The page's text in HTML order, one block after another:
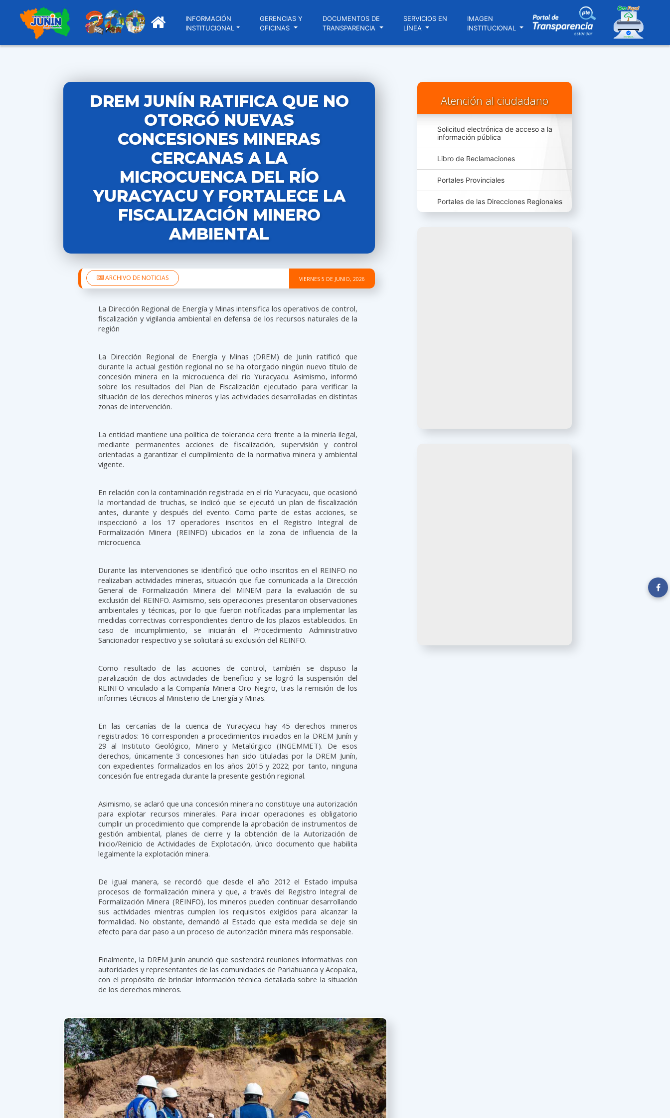
INFORMACIÓN
INSTITUCIONAL
GERENCIAS Y
OFICINAS
DOCUMENTOS DE
TRANSPARENCIA
SERVICIOS EN
LÍNEA
IMAGEN
INSTITUCIONAL
Atención al ciudadano
Solicitud electrónica de acceso a la
información pública
Libro de Reclamaciones
Portales Provinciales
Portales de las Direcciones Regionales
DREM JUNÍN RATIFICA QUE NO
OTORGÓ NUEVAS
CONCESIONES MINERAS
CERCANAS A LA
MICROCUENCA DEL RÍO
YURACYACU Y FORTALECE LA
FISCALIZACIÓN MINERO
AMBIENTAL
VIERNES 5 DE JUNIO, 2026
ARCHIVO DE NOTICIAS
La Dirección Regional de Energía y Minas intensifica los operativos de control,
fiscalización y vigilancia ambiental en defensa de los recursos naturales de la
región
La Dirección Regional de Energía y Minas (DREM) de Junín ratificó que
durante la actual gestión regional no se ha otorgado ningún nuevo título de
concesión minera en la microcuenca del rio Yuracyacu. Asimismo, informó
sobre los resultados del Plan de Fiscalización ejecutado para verificar la
situación de los derechos mineros y las actividades desarrolladas en distintas
zonas de intervención.
La entidad mantiene una política de tolerancia cero frente a la minería ilegal,
mediante permanentes acciones de fiscalización, supervisión y control
orientadas a garantizar el cumplimiento de la normativa minera y ambiental
vigente.
En relación con la contaminación registrada en el río Yuracyacu, que ocasionó
la mortandad de truchas, se indicó que se ejecutó un plan de fiscalización
antes, durante y después del evento. Como parte de estas acciones, se
inspeccionó a los 17 operadores inscritos en el Registro Integral de
Formalización Minera (REINFO) ubicados en la zona de influencia de la
microcuenca.
Durante las intervenciones se identificó que ocho inscritos en el REINFO no
realizaban actividades mineras, situación que fue comunicada a la Dirección
General de Formalización Minera del MINEM para la evaluación de su
exclusión del REINFO. Asimismo, seis operaciones presentaron observaciones
ambientales y técnicas, por lo que fueron notificadas para implementar las
medidas correctivas correspondientes dentro de los plazos establecidos. En
caso de incumplimiento, se iniciarán el Procedimiento Administrativo
Sancionador respectivo y se solicitará su exclusión del REINFO.
Como resultado de las acciones de control, también se dispuso la
paralización de dos actividades de beneficio y se logró la suspensión del
REINFO vinculado a la Compañía Minera Oro Negro, tras la remisión de los
informes técnicos al Ministerio de Energía y Minas.
En las cercanías de la cuenca de Yuracyacu hay 45 derechos mineros
registrados: 16 corresponden a procedimientos iniciados en la DREM Junín y
29 al Instituto Geológico, Minero y Metalúrgico (INGEMMET). De esos
derechos, únicamente 3 concesiones han sido tituladas por la DREM Junín,
con expedientes formalizados en los años 2015 y 2022; por tanto, ninguna
concesión fue entregada durante la presente gestión regional.
Asimismo, se aclaró que una concesión minera no constituye una autorización
para explotar recursos minerales. Para iniciar operaciones es obligatorio
cumplir un procedimiento que comprende la aprobación de instrumentos de
gestión ambiental, planes de cierre y la obtención de la Autorización de
Inicio/Reinicio de Actividades de Explotación, único documento que habilita
legalmente la explotación minera.
De igual manera, se recordó que desde el año 2012 el Estado impulsa
procesos de formalización minera y que, a través del Registro Integral de
Formalización Minera (REINFO), los mineros pueden continuar desarrollando
sus actividades mientras cumplen los requisitos exigidos para alcanzar la
formalidad. No obstante, demandó al Estado que esta medida se deje sin
efecto para dar paso a un proceso de autorización minera más responsable.
Finalmente, la DREM Junín anunció que sostendrá reuniones informativas con
autoridades y representantes de las comunidades de Pariahuanca y Acopalca,
con el propósito de brindar información técnica detallada sobre la situación
de los derechos mineros.